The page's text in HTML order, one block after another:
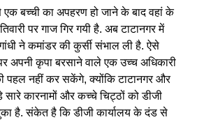
बच्ची का अपहरण हो जाने के बाद वहां के
पर गाज गिर गयी है. अब टाटानगर में
ने कमांडर की कुर्सी संभाल ली है. ऐसे
अपनी कृपा बरसाने वाले एक उच्च अधिकारी
पहल नहीं कर सकेंगे, क्योंकि टाटानगर और
कारनामों और कच्चे चिट्ठों को डीजी
है. संकेत है कि डीजी कार्यालय के दंड से